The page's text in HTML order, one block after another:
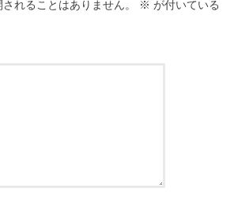
れることはありません。 ※ が付いている